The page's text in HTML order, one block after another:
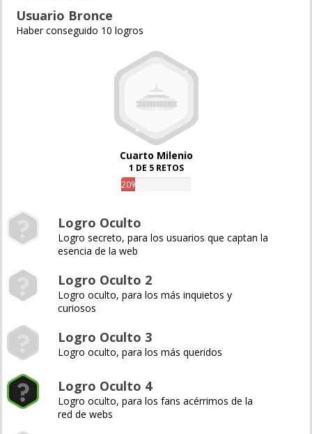
Usuario Bronce
Haber conseguido 10 logros
Cuarto Milenio
1 DE 5 RETOS
20%
Logro Oculto
Logro secreto, para los usuarios que captan la
esencia de la web
Logro Oculto 2
Logro oculto, para los más inquietos y
curiosos
Logro Oculto 3
Logro oculto, para los más queridos
Logro Oculto 4
Logro oculto, para los fans acérrimos de la
red de webs